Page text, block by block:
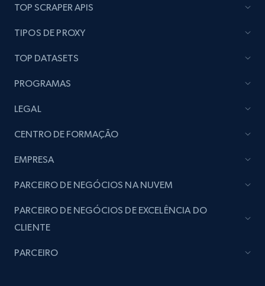
TOP SCRAPER APIS
TIPOS DE PROXY
TOP DATASETS
PROGRAMAS
LEGAL
CENTRO DE FORMAÇÃO
EMPRESA
PARCEIRO DE NEGÓCIOS NA NUVEM
PARCEIRO DE NEGÓCIOS DE EXCELÊNCIA DO
CLIENTE
PARCEIRO